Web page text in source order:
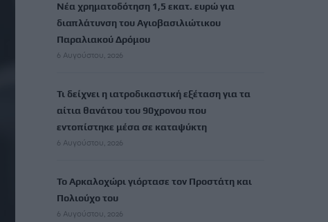
Νέα χρηματοδότηση 1,5 εκατ. ευρώ για
διαπλάτυνση του Αγιοβασιλιώτικου
Παραλιακού Δρόμου
6 Αυγούστου, 2026
Τι δείχνει η ιατροδικαστική εξέταση για τα
αίτια θανάτου του 90χρονου που
εντοπίστηκε μέσα σε καταψύκτη
6 Αυγούστου, 2026
Το Αρκαλοχώρι γιόρτασε τον Προστάτη και
Πολιούχο του
6 Αυγούστου, 2026